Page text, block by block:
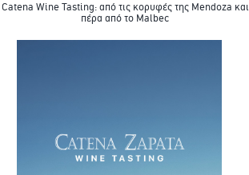
Catena Wine Tasting: από τις κορυφές της Mendoza και
πέρα από το Malbec